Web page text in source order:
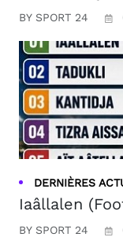
BY SPORT 24
DERNIÈRES
Iaâllalen
BY SPORT 24